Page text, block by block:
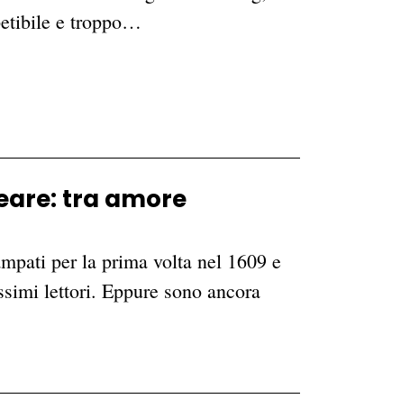
e troppo…
tra amore
per la prima volta nel 1609 e
lettori. Eppure sono ancora